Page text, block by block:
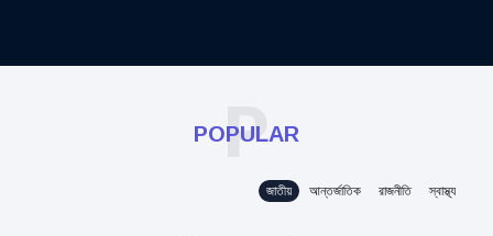
POPULAR
P
জাতীয় আন্তর্জাতিক রাজনীতি স্বাস্থ্য